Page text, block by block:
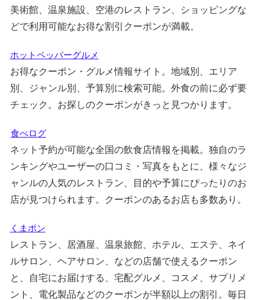
美術館、温泉施設、空港のレストラン、ショッピングな
どで利用可能なお得な割引クーポンが満載。
ホットペッパーグルメ
お得なクーポン・グルメ情報サイト。地域別、エリア
別、ジャンル別、予算別に検索可能。外食の前に必ず要
チェック。お探しのクーポンがきっと見つかります。
食べログ
ネット予約が可能な全国の飲食店情報を掲載。独自のラ
ンキングやユーザーの口コミ・写真をもとに、様々なジ
ャンルの人気のレストラン、目的や予算にぴったりのお
店が見つけられます。クーポンのあるお店も多数あり。
くまポン
レストラン、居酒屋、温泉旅館、ホテル、エステ、ネイ
ルサロン、ヘアサロン、などの店舗で使えるクーポン
と、自宅にお届けする、宅配グルメ、コスメ、サプリメ
ント、電化製品などのクーポンが半額以上の割引。毎日